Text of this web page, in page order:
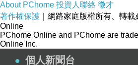
About PChome 投資人聯絡 徵才
著作權保護 ｜網路家庭版權所有、轉載
Online
PChome Online and PChome are
Online Inc.
個人新聞台